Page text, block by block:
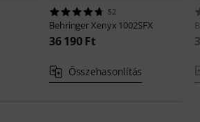
52
BehringerXenyx 1002SFX
36 190 Ft
Összehasonlítás